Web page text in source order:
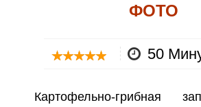
ФОТО
50
Картофельно-грибная